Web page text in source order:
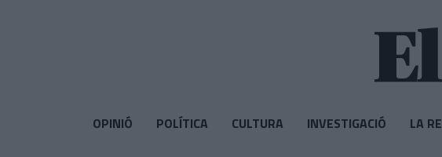
OPINIÓ POLÍTICA CULTURA INVESTIGACIÓ LA